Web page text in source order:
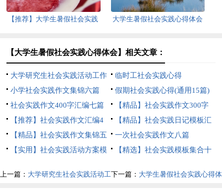
【推荐】大学生暑假社会实践
大学生暑假社会实践心得体会
【大学生暑假社会实践心得体会】相关文章：
大学研究生社会实践活动工作
总结
临时工社会实践心得
小学社会实践作文集锦六篇
假期社会实践心得(通用15篇)
社会实践作文400字汇编七篇
【精品】社会实践作文300字
汇总7篇
【推荐】社会实践作文汇编4
篇
【精品】社会实践日记模板汇
编三篇
【精品】社会实践作文集锦五
篇
一次社会实践作文八篇
【实用】社会实践活动方案模
【精选】社会实践模板集合十
上一篇： 大学研究生社会实践活动工下一篇： 大学生暑假社会实践心得体